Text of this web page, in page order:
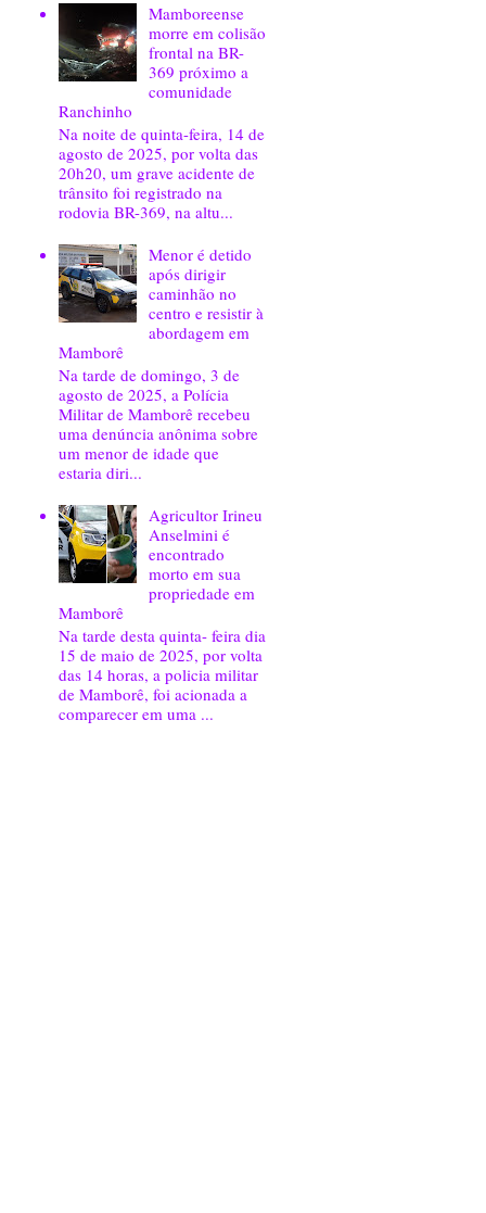
Mamboreense
morre em colisão
frontal na BR-
369 próximo a
comunidade
Ranchinho
Na noite de quinta-feira, 14 de
agosto de 2025, por volta das
20h20, um grave acidente de
trânsito foi registrado na
rodovia BR-369, na altu...
Menor é detido
após dirigir
caminhão no
centro e resistir à
abordagem em
Mamborê
Na tarde de domingo, 3 de
agosto de 2025, a Polícia
Militar de Mamborê recebeu
uma denúncia anônima sobre
um menor de idade que
estaria diri...
Agricultor Irineu
Anselmini é
encontrado
morto em sua
propriedade em
Mamborê
Na tarde desta quinta- feira dia
15 de maio de 2025, por volta
das 14 horas, a policia militar
de Mamborê, foi acionada a
comparecer em uma ...